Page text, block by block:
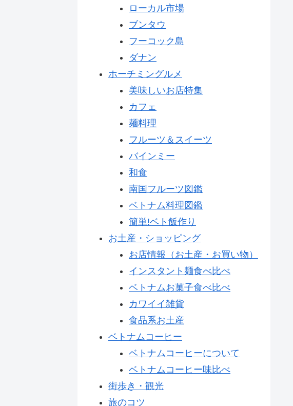
ローカル市場
ブンタウ
フーコック島
ダナン
ホーチミングルメ
美味しいお店特集
カフェ
麺料理
フルーツ＆スイーツ
バインミー
和食
南国フルーツ図鑑
ベトナム料理図鑑
簡単!ベト飯作り
お土産・ショッピング
お店情報（お土産・お買い物）
インスタント麺食べ比べ
ベトナムお菓子食べ比べ
カワイイ雑貨
食品系お土産
ベトナムコーヒー
ベトナムコーヒーについて
ベトナムコーヒー味比べ
街歩き・観光
旅のコツ